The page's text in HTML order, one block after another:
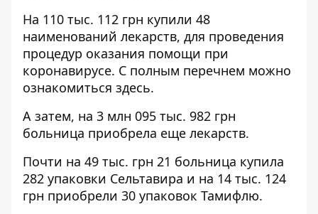
На 110 тыс. 112 грн купили 48
наименований лекарств, для проведения
процедур оказания помощи при
коронавирусе. С полным перечнем можно
ознакомиться здесь.
А затем, на 3 млн 095 тыс. 982 грн
больница приобрела еще лекарств.
Почти на 49 тыс. грн 21 больница купила
282 упаковки Сельтавира и на 14 тыс. 124
грн приобрели 30 упаковок Тамифлю.